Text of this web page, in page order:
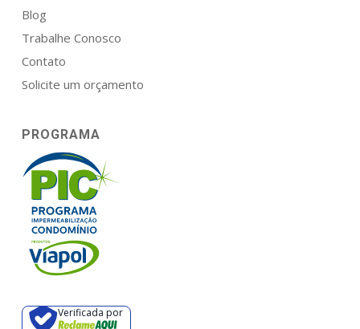
Blog
Trabalhe Conosco
Contato
Solicite um orçamento
PROGRAMA
Verificada por